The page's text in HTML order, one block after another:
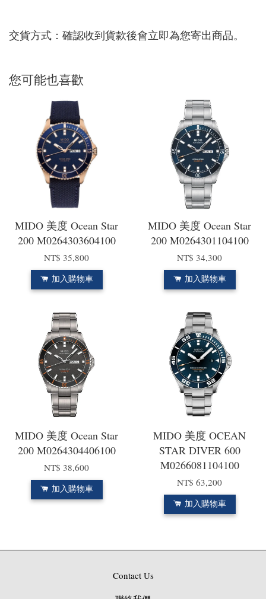
交貨方式：確認收到貨款後會立即為您寄出商品。
您可能也喜歡
MIDO 美度 Ocean Star
200 M0264303604100
NT$ 35,800
加入購物車
MIDO 美度 Ocean Star
200 M0264301104100
NT$ 34,300
加入購物車
MIDO 美度 Ocean Star
200 M0264304406100
NT$ 38,600
加入購物車
MIDO 美度 OCEAN
STAR DIVER 600
M0266081104100
NT$ 63,200
加入購物車
Contact Us